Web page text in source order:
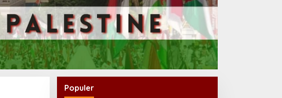
Populer